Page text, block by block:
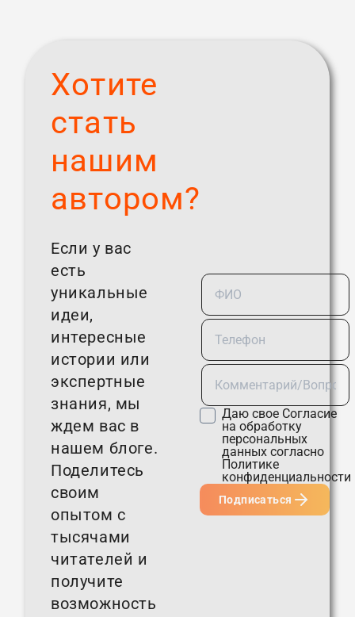
Хотите
стать
нашим
автором?
Если у вас
есть
уникальные
идеи,
интересные
истории или
экспертные
знания, мы
ждем вас в
нашем блоге.
Поделитесь
своим
опытом с
тысячами
читателей и
получите
возможность
Даю свое Согласие
на обработку
персональных
данных согласно
Политике
конфиденциальности
Подписаться